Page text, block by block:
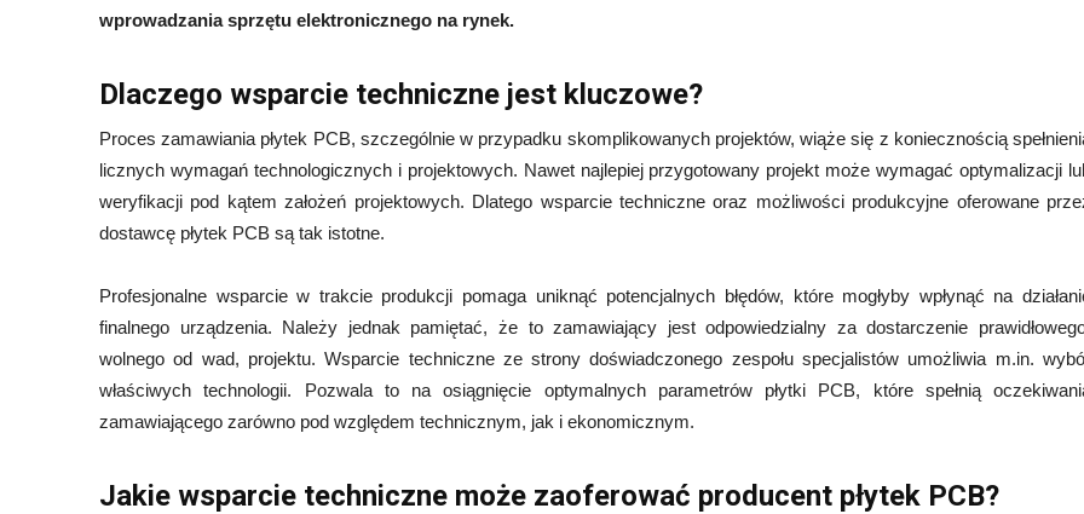
wprowadzania sprzętu elektronicznego na rynek.
Dlaczego wsparcie techniczne jest kluczowe?
Proces zamawiania płytek PCB, szczególnie w przypadku skomplikowanych projektów, wiąże się z koniecznością
licznych wymagań technologicznych i projektowych. Nawet najlepiej przygotowany projekt może wymagać optymalizacji
weryfikacji pod kątem założeń projektowych. Dlatego wsparcie techniczne oraz możliwości produkcyjne oferowane
dostawcę płytek PCB są tak istotne.
Profesjonalne wsparcie w trakcie produkcji pomaga uniknąć potencjalnych błędów, które mogłyby wpłynąć na
finalnego urządzenia. Należy jednak pamiętać, że to zamawiający jest odpowiedzialny za dostarczenie
wolnego od wad, projektu. Wsparcie techniczne ze strony doświadczonego zespołu specjalistów umożliwia m.in.
właściwych technologii. Pozwala to na osiągnięcie optymalnych parametrów płytki PCB, które spełnią
zamawiającego zarówno pod względem technicznym, jak i ekonomicznym.
Jakie wsparcie techniczne może zaoferować producent płytek PCB?